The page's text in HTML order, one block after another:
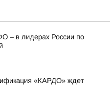
– в лидерах России по
«КАРДО» ждет